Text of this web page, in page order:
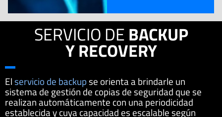
SERVICIO DEBACKUP
Y RECOVERY
El servicio de backup se orienta a brindarle un
sistema de gestión de copias de seguridad que se
realizan automáticamente con una periodicidad
establecida y cuya capacidad es escalable según